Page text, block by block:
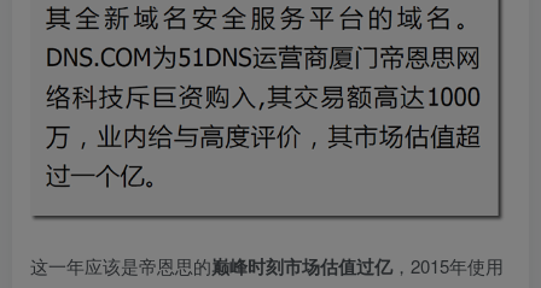
这一年应该是帝恩思的巅峰时刻市场估值过亿，2015年使用